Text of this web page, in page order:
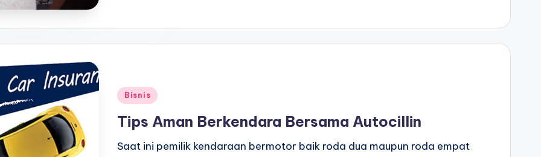
Posted
Bisnis
Tips Aman Berkendara Bersama Autocillin
Saat ini pemilik kendaraan bermotor baik roda dua maupun roda empat